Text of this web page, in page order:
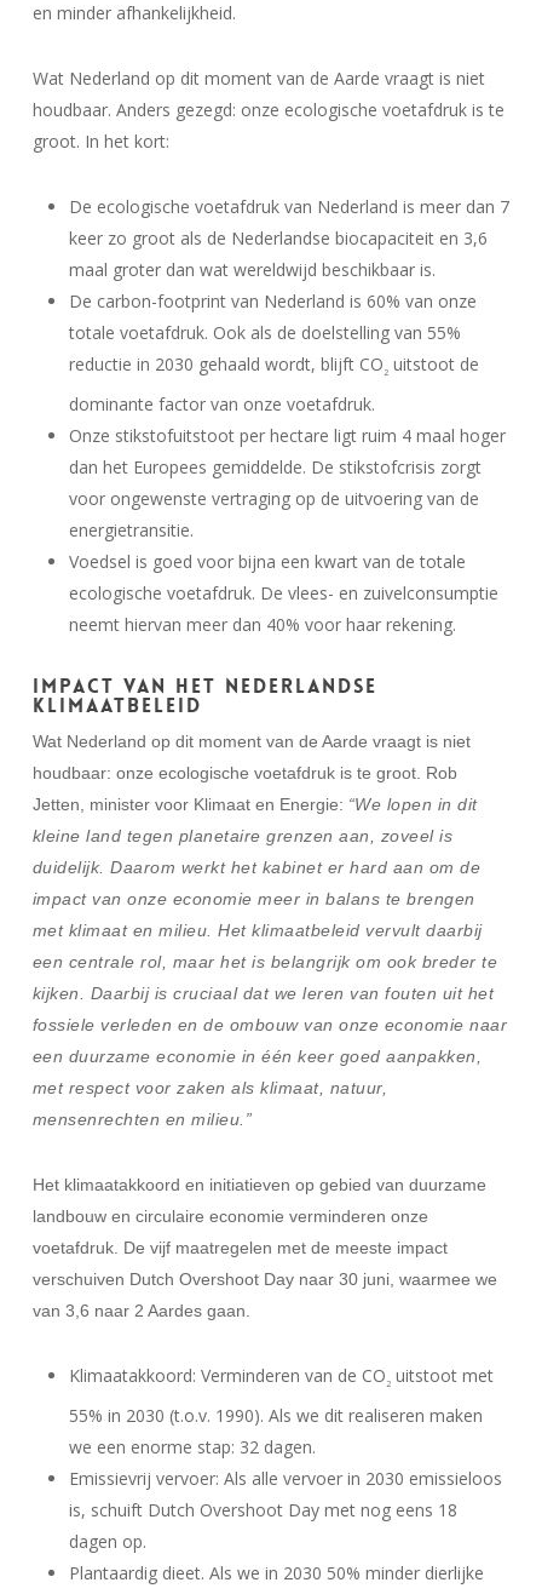
en minder afhankelijkheid.
Wat Nederland op dit moment van de Aarde vraagt is niet
houdbaar. Anders gezegd: onze ecologische voetafdruk is te
groot. In het kort:
De ecologische voetafdruk van Nederland is meer dan 7
keer zo groot als de Nederlandse biocapaciteit en 3,6
maal groter dan wat wereldwijd beschikbaar is.
De carbon-footprint van Nederland is 60% van onze
totale voetafdruk. Ook als de doelstelling van 55%
reductie in 2030 gehaald wordt, blijft CO 2uitstoot de
dominante factor van onze voetafdruk.
Onze stikstofuitstoot per hectare ligt ruim 4 maal hoger
dan het Europees gemiddelde. De stikstofcrisis zorgt
voor ongewenste vertraging op de uitvoering van de
energietransitie.
Voedsel is goed voor bijna een kwart van de totale
ecologische voetafdruk. De vlees- en zuivelconsumptie
neemt hiervan meer dan 40% voor haar rekening.
Impact van het Nederlandse
Klimaatbeleid
Wat Nederland op dit moment van de Aarde vraagt is niet
houdbaar: onze ecologische voetafdruk is te groot. Rob
Jetten, minister voor Klimaat en Energie: “We lopen in dit
kleine land tegen planetaire grenzen aan, zoveel is
duidelijk. Daarom werkt het kabinet er hard aan om de
impact van onze economie meer in balans te brengen
met klimaat en milieu. Het klimaatbeleid vervult daarbij
een centrale rol, maar het is belangrijk om ook breder te
kijken. Daarbij is cruciaal dat we leren van fouten uit het
fossiele verleden en de ombouw van onze economie naar
een duurzame economie in één keer goed aanpakken,
met respect voor zaken als klimaat, natuur,
mensenrechten en milieu.”
Het klimaatakkoord en initiatieven op gebied van duurzame
landbouw en circulaire economie verminderen onze
voetafdruk. De vijf maatregelen met de meeste impact
verschuiven Dutch Overshoot Day naar 30 juni, waarmee we
van 3,6 naar 2 Aardes gaan.
Klimaatakkoord: Verminderen van de CO 2 uitstoot met
55% in 2030 (t.o.v. 1990). Als we dit realiseren maken
we een enorme stap: 32 dagen.
Emissievrij vervoer: Als alle vervoer in 2030 emissieloos
is, schuift Dutch Overshoot Day met nog eens 18
dagen op.
Plantaardig dieet. Als we in 2030 50% minder dierlijke